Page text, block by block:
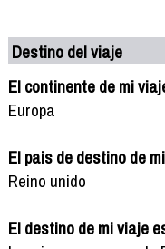
Destino del viaje
El continente de mi
Europa
El pais de destino de
Reino unido
El destino de mi viaje